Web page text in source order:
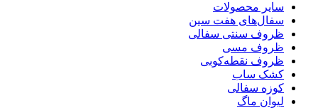
سایر محصولات
سفال‌های هفت‌ سین
ظروف سنتی سفالی
ظروف مسی
ظروف نقطه‌کوبی
کشک ساب
کوزه سفالی
لیوان ماگ